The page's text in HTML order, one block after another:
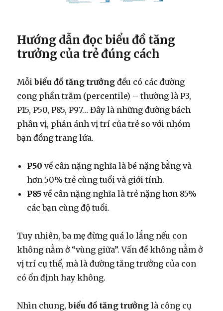
Hướng dẫn đọc biểu đồ tăng
trưởng của trẻ đúng cách
Mỗibiểu đồ tăng trưởng đều có các đường
cong phần trăm (percentile) – thường là P3,
P15, P50, P85, P97… Đây là những đường bách
phân vị, phản ánh vị trí của trẻ so với nhóm
bạn đồng trang lứa.
P50 về cân nặng nghĩa là bé nặng bằng và
hơn 50% trẻ cùng tuổi và giới tính.
P85 về cân nặng nghĩa là trẻ nặng hơn 85%
các bạn cùng độ tuổi.
Tuy nhiên, ba mẹ đừng quá lo lắng nếu con
không nằm ở “vùng giữa”. Vấn đề không nằm ở
vị trí cụ thể, mà là đường tăng trưởng của con
có ổn định hay không.
Nhìn chung,biểu đồ tăng trưởng là công cụ